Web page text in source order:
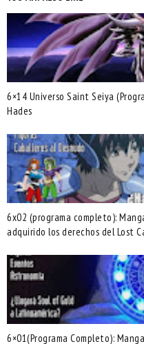
6×14 Universo Saint Seiya
Hades
6x02 (programa completo):
adquirido los derechos del Lost
6×01(Programa Completo):